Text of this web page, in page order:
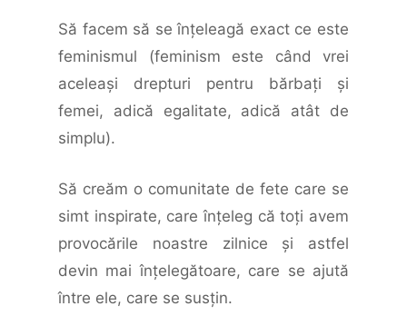
Să facem să se înţeleagă exact ce este
feminismul (feminism este când vrei
aceleaşi drepturi pentru bărbaţi şi
femei, adică egalitate, adică atât de
simplu).
Să creăm o comunitate de fete care se
simt inspirate, care înţeleg că toţi avem
provocările noastre zilnice şi astfel
devin mai înţelegătoare, care se ajută
între ele, care se susţin.